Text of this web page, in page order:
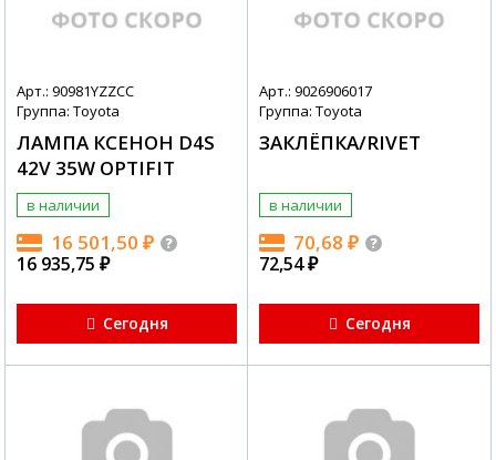
Арт.: 90981YZZCC
Группа: Toyota
ЛАМПА КСЕНОН D4S
42V 35W OPTIFIT
в наличии
16 501,50 ₽
16 935,75 ₽
Сегодня
Арт.: 9026906017
Группа: Toyota
ЗАКЛЁПКА/RIVET
в наличии
70,68 ₽
72,54₽
Сегодня